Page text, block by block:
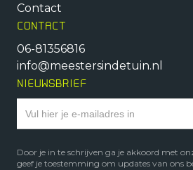
Contact
CONTACT
06-81356816
info@meestersindetuin.nl
NIEUWSBRIEF
Door je in te schrijven ga je akkoord met
geef je toestemming om updates van ons